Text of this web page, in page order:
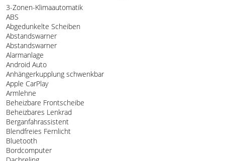
3-Zonen-Klimaautomatik
ABS
Abgedunkelte Scheiben
Abstandswarner
Abstandswarner
Alarmanlage
Android Auto
Anhängerkupplung schwenkbar
Apple CarPlay
Armlehne
Beheizbare Frontscheibe
Beheizbares Lenkrad
Berganfahrassistent
Blendfreies Fernlicht
Bluetooth
Bordcomputer